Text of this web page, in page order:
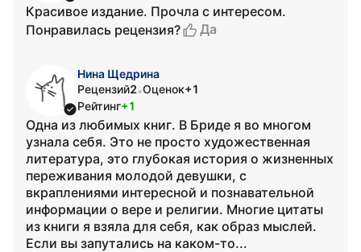
Красивое издание. Прочла с интересом.
Понравилась рецензия?
Да
Нина Щедрина
Рецензий2•Оценок+1
Рейтинг+1
Одна из любимых книг. В Бриде я во многом
узнала себя. Это не просто художественная
литература, это глубокая история о жизненных
переживания молодой девушки, с
вкраплениями интересной и познавательной
информации о вере и религии. Многие цитаты
из книги я взяла для себя, как образ мыслей.
Если вы запутались на каком-то...